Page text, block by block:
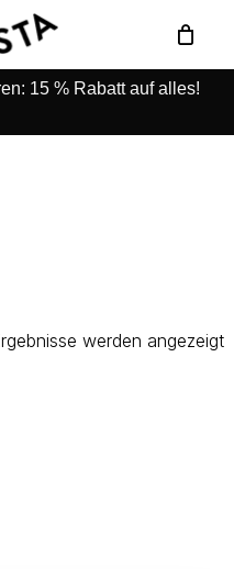
Close
Cart
15 % Rabatt auf alles!
werden angezeigt